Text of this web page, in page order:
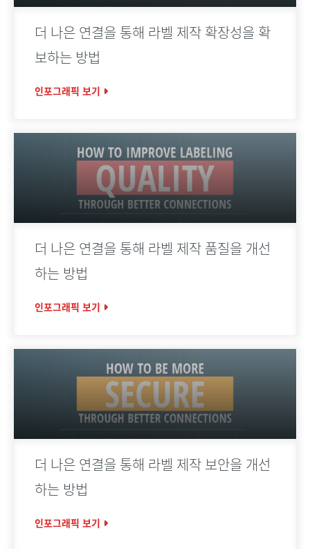
더 나은 연결을 통해 라벨 제작 확장성을 확
보하는 방법
인포그래픽 보기
더 나은 연결을 통해 라벨 제작 품질을 개선
하는 방법
인포그래픽 보기
더 나은 연결을 통해 라벨 제작 보안을 개선
하는 방법
인포그래픽 보기